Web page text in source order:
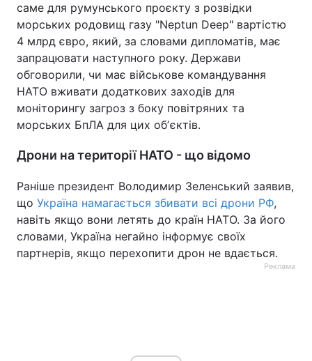
саме для румунського проєкту з розвідки
морських родовищ газу "Neptun Deep" вартістю
4 млрд євро, який, за словами дипломатів, має
запрацювати наступного року. Держави
обговорили, чи має військове командування
НАТО вживати додаткових заходів для
моніторингу загроз з боку повітряних та
морських БпЛА для цих обʼєктів.
Дрони на території НАТО - що відомо
Раніше президент Володимир Зеленський заявив,
що Україна намагається збивати всі дрони РФ,
навіть якщо вони летять до країн НАТО. За його
словами, Україна негайно інформує своїх
партнерів, якщо перехопити дрон не вдається.
Реклама